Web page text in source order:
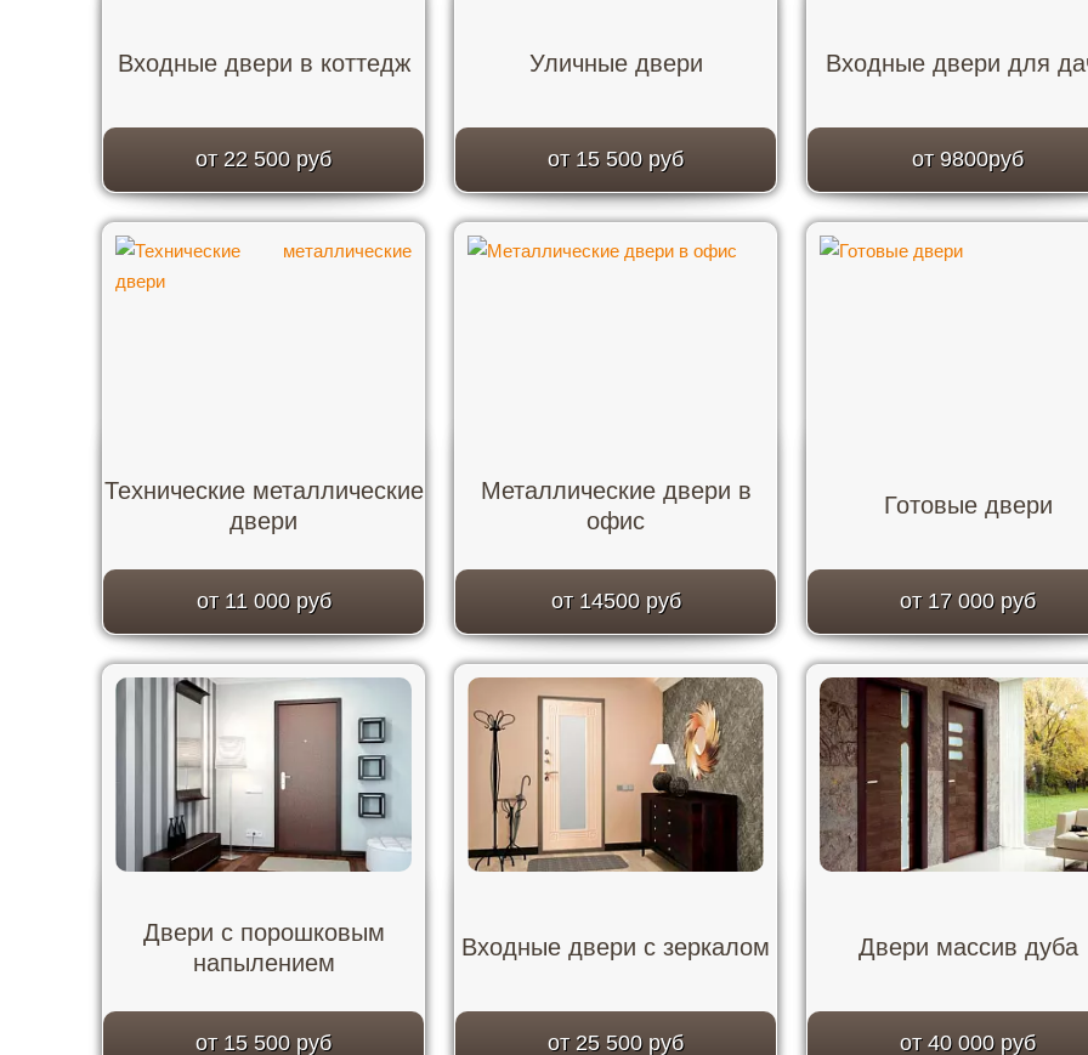
Входные двери в коттедж
от 22 500 руб
Уличные двери
от 15 500 руб
Входные двери для
от 9800руб
Технические металлические
двери
от 11 000 руб
Металлические двери в
офис
от 14500 руб
Готовые двери
от 17 000 руб
Двери с порошковым
напылением
от 15 500 руб
Входные двери с зеркалом
от 25 500 руб
Двери массив дуба
от 40 000 руб